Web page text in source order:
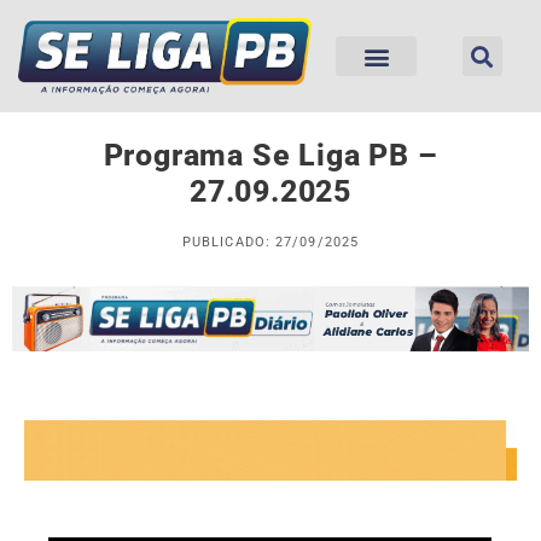
Programa Se Liga PB –
27.09.2025
PUBLICADO: 27/09/2025